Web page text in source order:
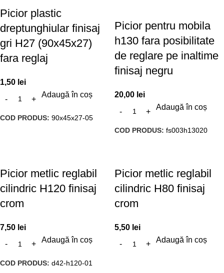
Picior plastic
dreptunghiular finisaj
gri H27 (90x45x27)
fara reglaj
1,50 lei
Adaugă în coș
COD PRODUS: 90x45x27-05
Picior pentru mobila
h130 fara posibilitate
de reglare pe inaltime
finisaj negru
20,00 lei
Adaugă în coș
COD PRODUS: fs003h13020
Picior metlic reglabil
cilindric H120 finisaj
crom
7,50 lei
Adaugă în coș
COD PRODUS: d42-h120-01
Picior metlic reglabil
cilindric H80 finisaj
crom
5,50 lei
Adaugă în coș